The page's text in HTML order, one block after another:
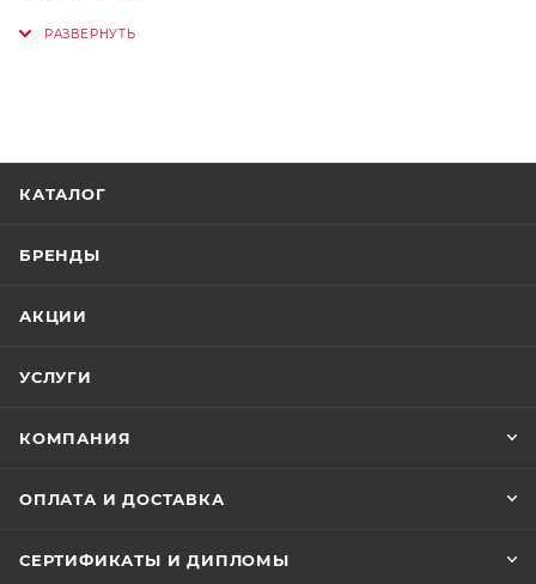
КАТАЛОГ
БРЕНДЫ
АКЦИИ
УСЛУГИ
КОМПАНИЯ
ОПЛАТА И ДОСТАВКА
СЕРТИФИКАТЫ И ДИПЛОМЫ